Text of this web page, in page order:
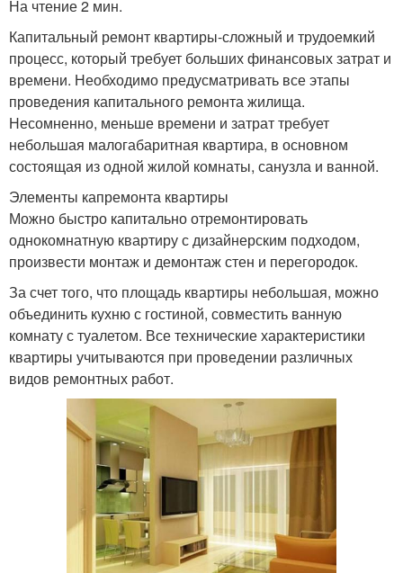
На чтение 2 мин.
Капитальный ремонт квартиры-сложный и трудоемкий
процесс, который требует больших финансовых затрат и
времени. Необходимо предусматривать все этапы
проведения капитального ремонта жилища.
Несомненно, меньше времени и затрат требует
небольшая малогабаритная квартира, в основном
состоящая из одной жилой комнаты, санузла и ванной.
Элементы капремонта квартиры
Можно быстро капитально отремонтировать
однокомнатную квартиру с дизайнерским подходом,
произвести монтаж и демонтаж стен и перегородок.
За счет того, что площадь квартиры небольшая, можно
объединить кухню с гостиной, совместить ванную
комнату с туалетом. Все технические характеристики
квартиры учитываются при проведении различных
видов ремонтных работ.